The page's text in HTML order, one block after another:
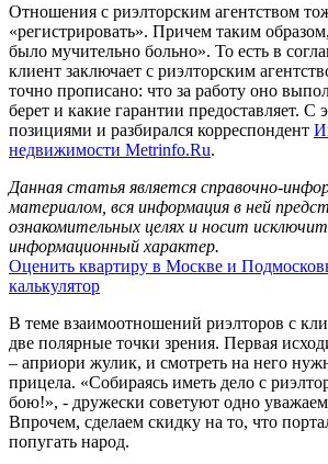
Отношения с риэлторским агентством
«регистрировать». Причем таким
было мучительно больно». То есть в
клиент заключает с риэлторским
точно прописано: что за работу оно
берет и какие гарантии предоставляет.
позициями и разбирался корреспондент
недвижимости Metrinfo.Ru.
Данная статья является справочно-
материалом, вся информация в ней
ознакомительных целях и носит
информационный характер.
Оценить квартиру в Москве и
калькулятор
В теме взаимоотношений риэлторов с
две полярные точки зрения. Первая
– априори жулик, и смотреть на него
прицела. «Собираясь иметь дело с
бою!», - дружески советуют одно
Впрочем, сделаем скидку на то, что
попугать народ.